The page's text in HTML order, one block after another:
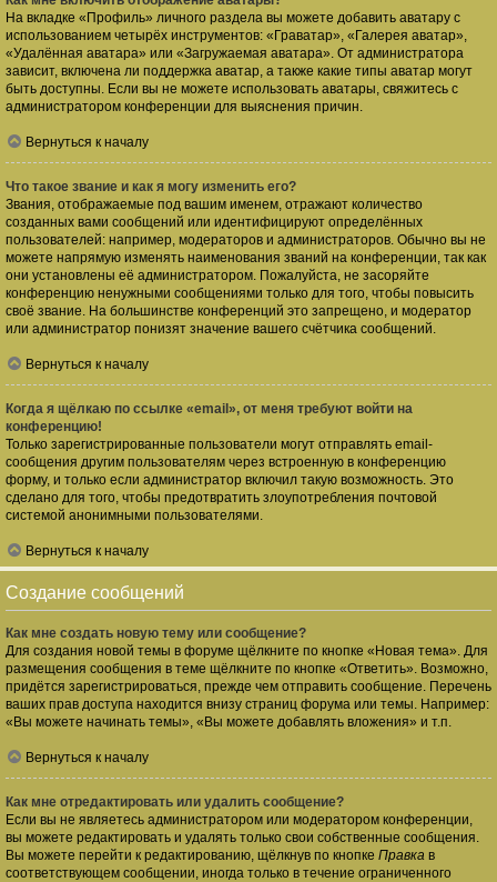
На вкладке «Профиль» личного раздела вы можете добавить аватару с
использованием четырёх инструментов: «Граватар», «Галерея аватар»,
«Удалённая аватара» или «Загружаемая аватара». От администратора
зависит, включена ли поддержка аватар, а также какие типы аватар могут
быть доступны. Если вы не можете использовать аватары, свяжитесь с
администратором конференции для выяснения причин.
Вернуться к началу
Что такое звание и как я могу изменить его?
Звания, отображаемые под вашим именем, отражают количество
созданных вами сообщений или идентифицируют определённых
пользователей: например, модераторов и администраторов. Обычно вы не
можете напрямую изменять наименования званий на конференции, так как
они установлены её администратором. Пожалуйста, не засоряйте
конференцию ненужными сообщениями только для того, чтобы повысить
своё звание. На большинстве конференций это запрещено, и модератор
или администратор понизят значение вашего счётчика сообщений.
Вернуться к началу
Когда я щёлкаю по ссылке «email», от меня требуют войти на
конференцию!
Только зарегистрированные пользователи могут отправлять email-
сообщения другим пользователям через встроенную в конференцию
форму, и только если администратор включил такую возможность. Это
сделано для того, чтобы предотвратить злоупотребления почтовой
системой анонимными пользователями.
Вернуться к началу
Создание сообщений
Как мне создать новую тему или сообщение?
Для создания новой темы в форуме щёлкните по кнопке «Новая тема». Для
размещения сообщения в теме щёлкните по кнопке «Ответить». Возможно,
придётся зарегистрироваться, прежде чем отправить сообщение. Перечень
ваших прав доступа находится внизу страниц форума или темы. Например:
«Вы можете начинать темы», «Вы можете добавлять вложения» и т.п.
Вернуться к началу
Как мне отредактировать или удалить сообщение?
Если вы не являетесь администратором или модератором конференции,
вы можете редактировать и удалять только свои собственные сообщения.
Вы можете перейти к редактированию, щёлкнув по кнопке Правка в
соответствующем сообщении, иногда только в течение ограниченного